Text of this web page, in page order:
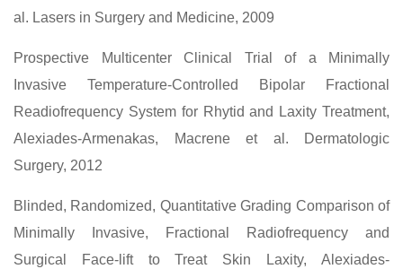
al. Lasers in Surgery and Medicine, 2009
Prospective Multicenter Clinical Trial of a Minimally
Invasive Temperature-Controlled Bipolar Fractional
Readiofrequency System for Rhytid and Laxity Treatment,
Alexiades-Armenakas, Macrene et al. Dermatologic
Surgery, 2012
Blinded, Randomized, Quantitative Grading Comparison of
Minimally Invasive, Fractional Radiofrequency and
Surgical Face-lift to Treat Skin Laxity, Alexiades-